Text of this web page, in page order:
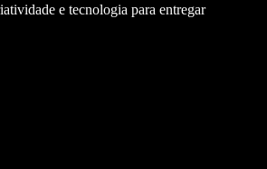
e tecnologia para entregar